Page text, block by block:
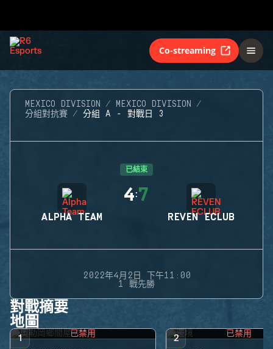
Co-streaming
MEXICO DIVISION
MEXICO DIVISION
分組對抗賽
分組 A - 對戰日 3
已結束
ALPHA TEAM
4:7
REVEN ECLUB
2022年4月2日 下午11:00
1 戰先勝
對戰摘要
地圖
1 已禁用 2 已禁用